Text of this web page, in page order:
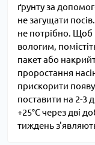
ґрунту за
не загущати
не потрібно. Щоб
вологим,
пакет або
проростання
прискорити
поставити на 2-3
+25°С через дві
тиждень